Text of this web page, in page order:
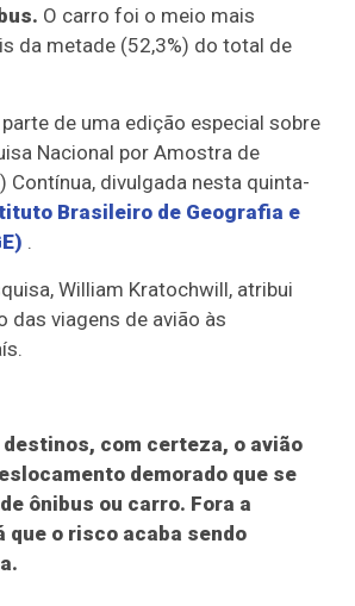
O carro foi o meio mais
da metade (52,3%) do total de
de uma edição especial sobre
Nacional por Amostra de
Contínua, divulgada nesta quinta-
Brasileiro de Geografia e
.
William Kratochwill, atribui
das viagens de avião às
destinos, com certeza, o avião
demorado que se
ônibus ou carro. Fora a
que o risco acaba sendo